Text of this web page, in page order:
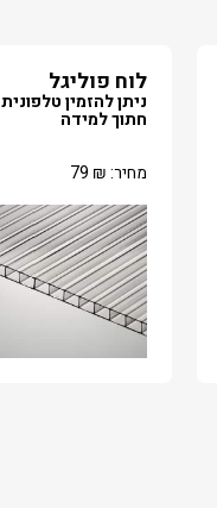
לוח פוליגל
ניתן להזמין טלפונית
חתוך למידה
מחיר: 79 ₪